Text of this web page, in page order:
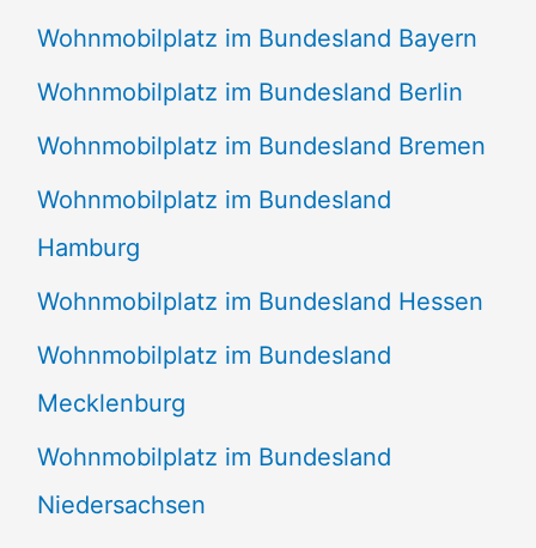
Wohnmobilplatz im Bundesland Bayern
Wohnmobilplatz im Bundesland Berlin
Wohnmobilplatz im Bundesland Bremen
Wohnmobilplatz im Bundesland
Hamburg
Wohnmobilplatz im Bundesland Hessen
Wohnmobilplatz im Bundesland
Mecklenburg
Wohnmobilplatz im Bundesland
Niedersachsen